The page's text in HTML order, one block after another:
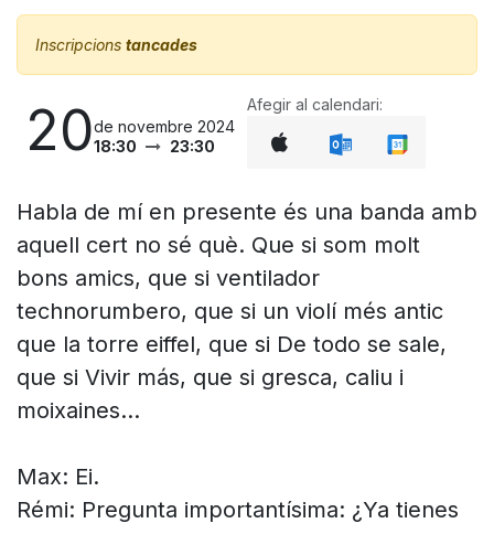
Inscripcions tancades
20de novembre 2024
18:30
23:30
Afegir al calendari:
Habla de mí en presente és una banda amb
aquell cert no sé què. Que si som molt
bons amics, que si ventilador
technorumbero, que si un violí més antic
que la torre eiffel, que si De todo se sale,
que si Vivir más, que si gresca, caliu i
moixaines…
Max: Ei.
Rémi: Pregunta importantísima: ¿Ya tienes